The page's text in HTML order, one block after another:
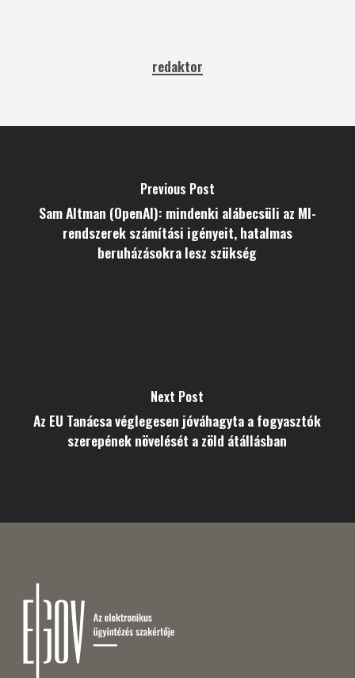
redaktor
Previous Post
Sam Altman (OpenAI): mindenki alábecsüli az MI-
rendszerek számítási igényeit, hatalmas
beruházásokra lesz szükség
Next Post
Az EU Tanácsa véglegesen jóváhagyta a fogyasztók
szerepének növelését a zöld átállásban